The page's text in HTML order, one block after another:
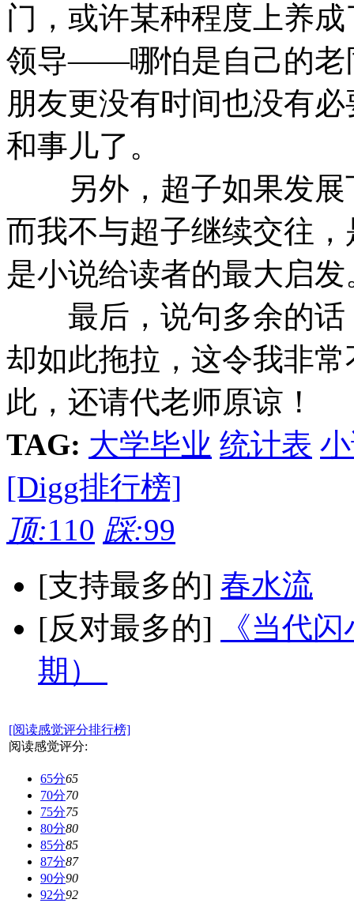
门，或许某种程度上养
领导——哪怕是自己的老
朋友更没有时间也没有
和事儿了。
另外，超子如果发展
而我不与超子继续交往
是小说给读者的最大启发
最后，说句多余的话
却如此拖拉，这令我非
此，还请代老师原谅！
TAG: 大学毕业 统计表
[Digg排行榜]
顶:110 踩:99
[支持最多的] 春水流
[反对最多的]
《当代
期）
[阅读感觉评分排行榜]
阅读感觉评分:
65分65
70分70
75分75
80分80
85分85
87分87
90分90
92分92